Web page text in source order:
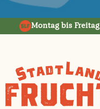
Montag bis Freitag